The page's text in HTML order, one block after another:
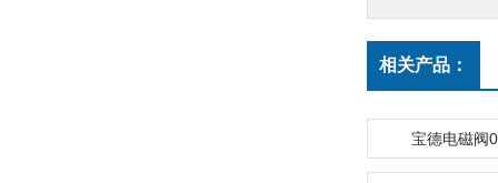
相关产品：
宝德电磁阀